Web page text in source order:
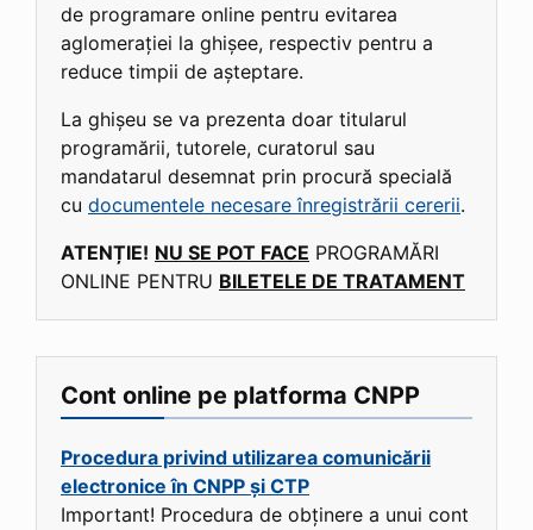
de programare online pentru evitarea
aglomerației la ghișee, respectiv pentru a
reduce timpii de așteptare.
La ghișeu se va prezenta doar titularul
programării, tutorele, curatorul sau
mandatarul desemnat prin procură specială
cu documentele necesare înregistrării cererii.
ATENȚIE! NU SE POT FACE PROGRAMĂRI
ONLINE PENTRU BILETELE DE TRATAMENT
Cont online pe platforma CNPP
Procedura privind utilizarea comunicării
electronice în CNPP și CTP
Important! Procedura de obținere a unui cont